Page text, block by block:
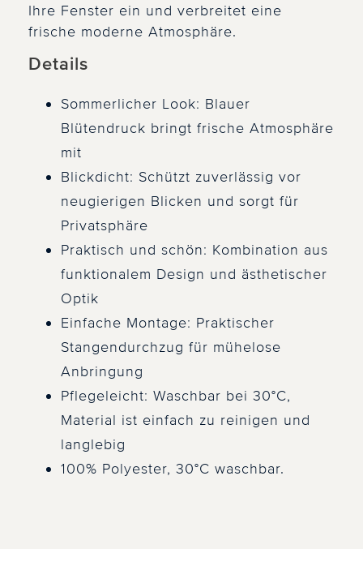
Ihre Fenster ein und verbreitet eine
frische moderne Atmosphäre.
Details
Sommerlicher Look: Blauer
Blütendruck bringt frische Atmosphäre
mit
Blickdicht: Schützt zuverlässig vor
neugierigen Blicken und sorgt für
Privatsphäre
Praktisch und schön: Kombination aus
funktionalem Design und ästhetischer
Optik
Einfache Montage: Praktischer
Stangendurchzug für mühelose
Anbringung
Pflegeleicht: Waschbar bei 30°C,
Material ist einfach zu reinigen und
langlebig
100% Polyester, 30°C waschbar.